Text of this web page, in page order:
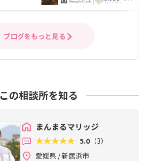
ブログをもっと見る
この相談所を知る
まんまるマリッジ
5.0 （3）
愛媛県 / 新居浜市